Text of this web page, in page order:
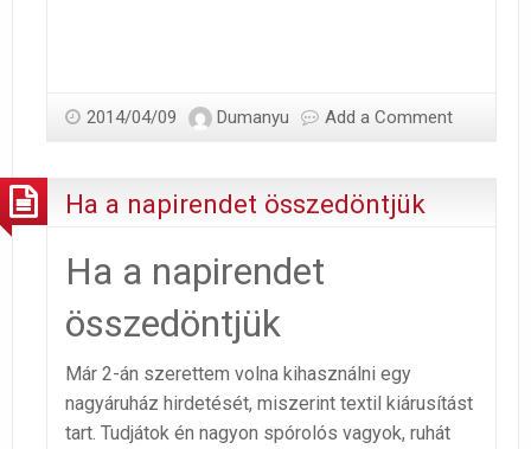
2014/04/09 Dumanyu Add a Comment
Ha a napirendet összedöntjük
Ha a napirendet
összedöntjük
Már 2-án szerettem volna kihasználni egy
nagyáruház hirdetését, miszerint textil kiárusítást
tart. Tudjátok én nagyon spórolós vagyok, ruhát